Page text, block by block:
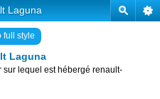
Laguna
full style
Laguna
sur lequel est hébergé renault-